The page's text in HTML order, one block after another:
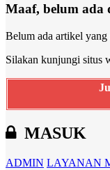
Maaf, belum ada
Belum ada artikel
Silakan kunjungi situs
MASUK
ADMIN LAYANAN